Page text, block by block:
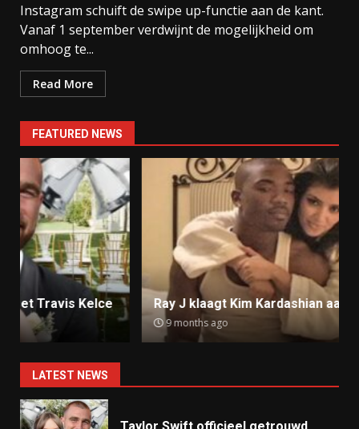
Instagram schuift de swipe up-functie aan de kant.
Vanaf 1 september verdwijnt de mogelijkheid om
omhoog te...
Read More
FEATURED NEWS
Ray J klaagt Kim Kardashian aan om sekstape
9 months ago
LATEST NEWS